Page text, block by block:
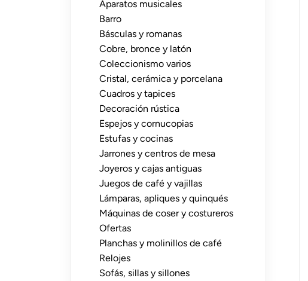
Aparatos musicales
Barro
Básculas y romanas
Cobre, bronce y latón
Coleccionismo varios
Cristal, cerámica y porcelana
Cuadros y tapices
Decoración rústica
Espejos y cornucopias
Estufas y cocinas
Jarrones y centros de mesa
Joyeros y cajas antiguas
Juegos de café y vajillas
Lámparas, apliques y quinqués
Máquinas de coser y costureros
Ofertas
Planchas y molinillos de café
Relojes
Sofás, sillas y sillones